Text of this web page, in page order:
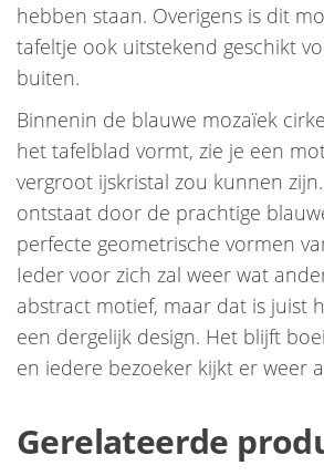
hebben staan. Overigens is dit
tafeltje ook uitstekend geschikt
buiten.
Binnenin de blauwe mozaïek
het tafelblad vormt, zie je een
vergroot ijskristal zou kunnen
ontstaat door de prachtige
perfecte geometrische vormen
Ieder voor zich zal weer wat
abstract motief, maar dat is juist
een dergelijk design. Het blijft
en iedere bezoeker kijkt er weer
Gerelateerde